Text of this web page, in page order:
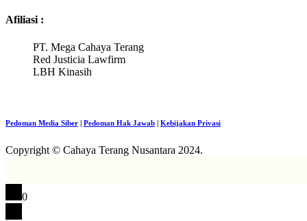
Afiliasi :
PT. Mega Cahaya Terang
Red Justicia Lawfirm
LBH Kinasih
Pedoman Media Siber | Pedoman Hak Jawab | Kebijakan Privasi
Copyright © Cahaya Terang Nusantara 2024.
0